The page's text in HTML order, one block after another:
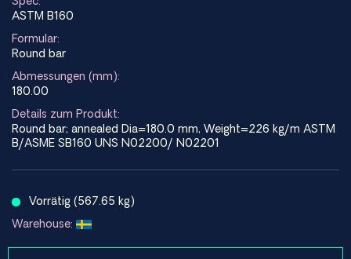
ASTM B160
Formular:
Round bar
Abmessungen (mm):
180.00
Details zum Produkt:
Round bar; annealed Dia=180.0 mm, Weight=226 kg/m ASTM
B/ASME SB160 UNS N02200/ N02201
Vorrätig (567.65 kg)
Warehouse: